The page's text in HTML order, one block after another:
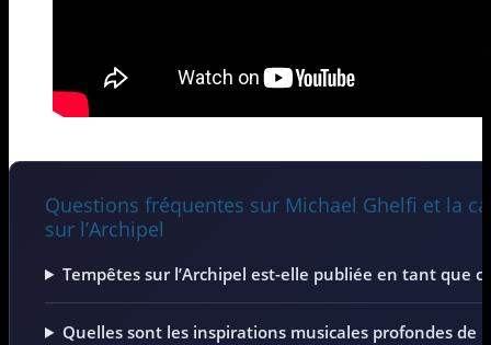
Questions fréquentes sur Michael Ghelfi et la
sur l’Archipel
Tempêtes sur l’Archipel est-elle publiée en tant que
Quelles sont les inspirations musicales profondes de